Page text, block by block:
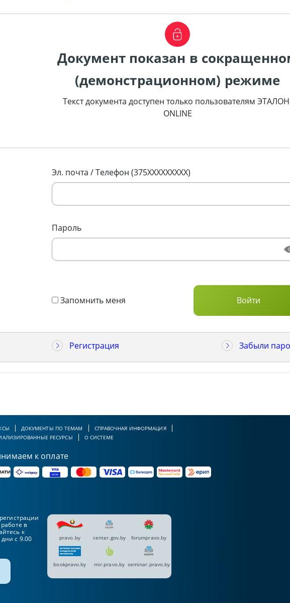
Документ показан в
(демонстрационном) режиме
Текст документа доступен только пользователям
ONLINE
Эл. почта / Телефон (375XXXXXXXXX)
Пароль
Запомнить меня
Регистрация Забыли
ДОКУМЕНТЫ ПО ТЕМАМ
СПРАВОЧНАЯ ИНФОРМАЦИЯ
РЕСУРСЫ
О СИСТЕМЕ
к оплате
в
к
с 9.00
pravo.by center.gov.by forumpravo.by
bookpravo.by mir.pravo.by seminar.pravo.by